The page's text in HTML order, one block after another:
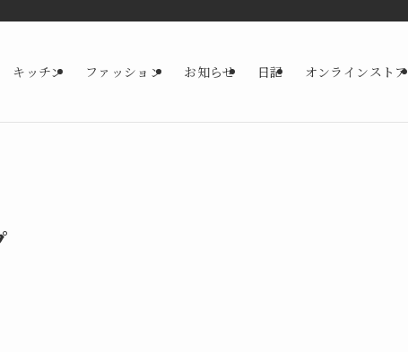
キッチン ファッション お知らせ 日記 オンラインストア